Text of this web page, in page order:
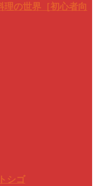
理の世界［初心者向
シゴ